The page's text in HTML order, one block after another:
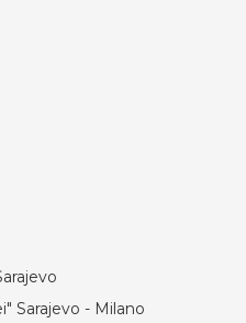
Sarajevo - Milano